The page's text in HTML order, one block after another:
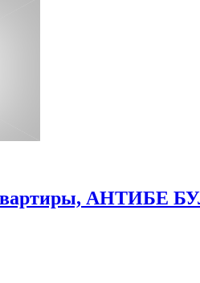
квартиры, АНТИБЕ